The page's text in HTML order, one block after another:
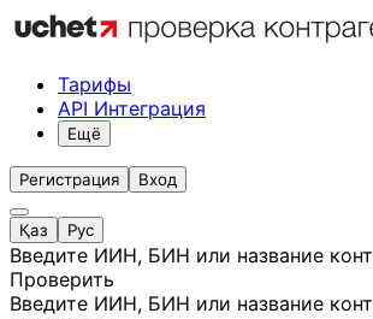
Тарифы
API Интеграция
Ещё
Регистрация Вход
Қаз Рус
Введите ИИН, БИН или название
Проверить
Введите ИИН, БИН или название